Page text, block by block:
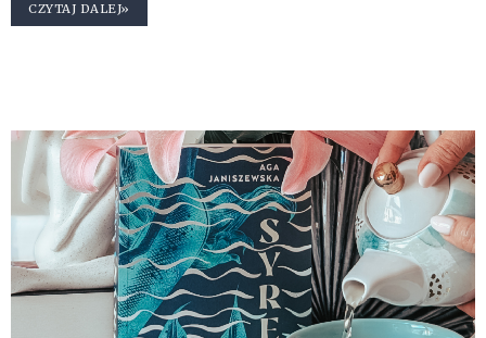
CZYTAJ DALEJ»